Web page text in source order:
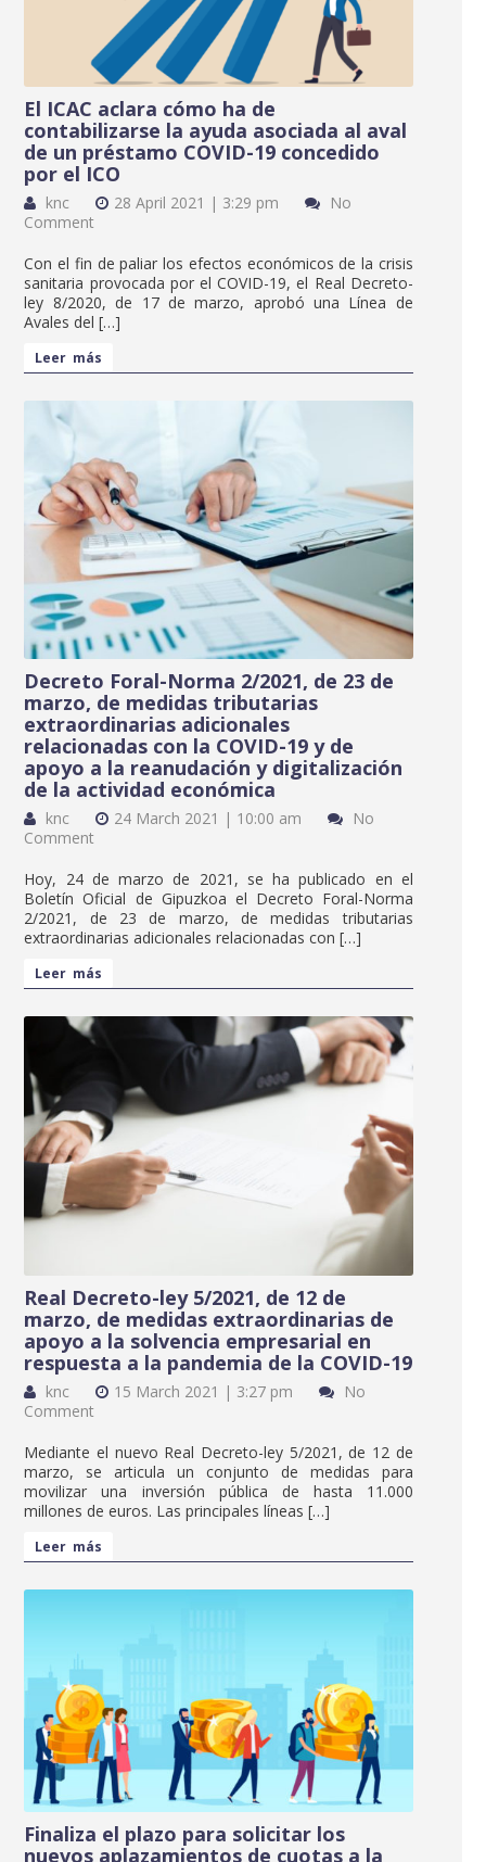
El ICAC aclara cómo ha de
contabilizarse la ayuda asociada al aval
de un préstamo COVID-19 concedido
por el ICO
knc 28 April 2021 | 3:29 pm
No
Comment
Con el fin de paliar los efectos económicos de la crisis
sanitaria provocada por el COVID-19, el Real Decreto-
ley 8/2020, de 17 de marzo, aprobó una Línea de
Avales del […]
Leer más
Decreto Foral-Norma 2/2021, de 23 de
marzo, de medidas tributarias
extraordinarias adicionales
relacionadas con la COVID-19 y de
apoyo a la reanudación y digitalización
de la actividad económica
knc 24 March 2021 | 10:00 am
No
Comment
Hoy, 24 de marzo de 2021, se ha publicado en el
Boletín Oficial de Gipuzkoa el Decreto Foral-Norma
2/2021, de 23 de marzo, de medidas tributarias
extraordinarias adicionales relacionadas con […]
Leer más
Real Decreto-ley 5/2021, de 12 de
marzo, de medidas extraordinarias de
apoyo a la solvencia empresarial en
respuesta a la pandemia de la COVID-19
knc 15 March 2021 | 3:27 pm
No
Comment
Mediante el nuevo Real Decreto-ley 5/2021, de 12 de
marzo, se articula un conjunto de medidas para
movilizar una inversión pública de hasta 11.000
millones de euros. Las principales líneas […]
Leer más
Finaliza el plazo para solicitar los
nuevos aplazamientos de cuotas a la